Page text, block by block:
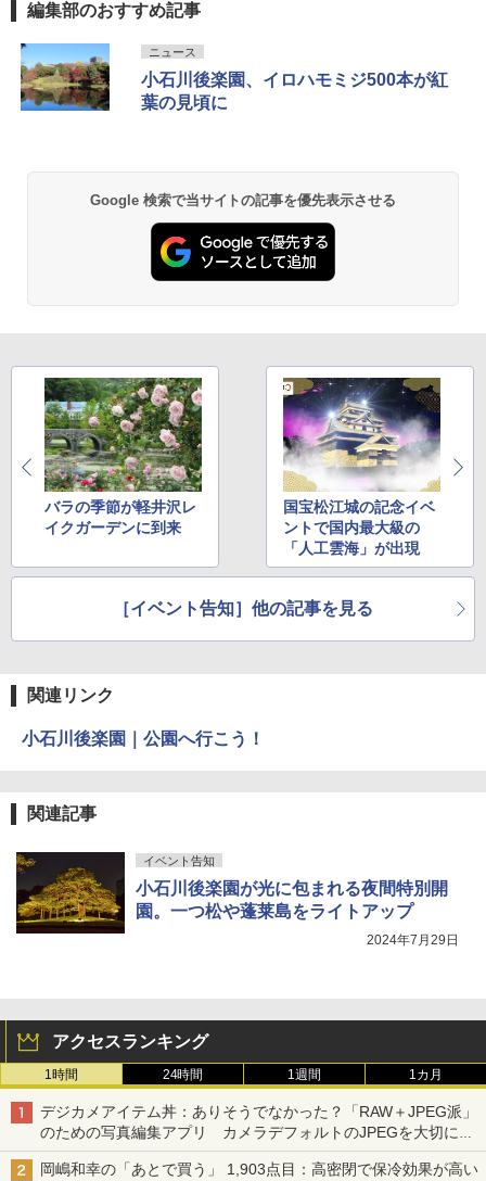
編集部のおすすめ記事
ニュース
小石川後楽園、イロハモミジ500本が紅
葉の見頃に
Google 検索で当サイトの記事を優先表示させる
バラの季節が軽井沢レ
イクガーデンに到来
国宝松江城の記念イベ
ントで国内最大級の
「人工雲海」が出現
［イベント告知］他の記事を見る
関連リンク
小石川後楽園｜公園へ行こう！
関連記事
イベント告知
小石川後楽園が光に包まれる夜間特別開
園。一つ松や蓬莱島をライトアップ
2024年7月29日
アクセスランキング
1時間 24時間 1週間 1カ月
デジカメアイテム丼：ありそうでなかった？「RAW＋JPEG派」
のための写真編集アプリ カメラデフォルトのJPEGを大切にす
る「Filmator」
岡嶋和幸の「あとで買う」 1,903点目：高密閉で保冷効果が高い